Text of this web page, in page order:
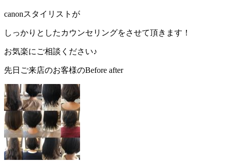
canonスタイリストが
しっかりとしたカウンセリングをさせて頂きます！
お気楽にご相談ください♪
先日ご来店のお客様のBefore after